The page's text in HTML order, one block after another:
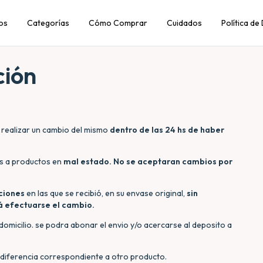
Categorías Cómo Comprar Cuidados Política de
un cambio del mismo dentro de las 24 hs de haber
a productos en mal estado. No se aceptaran cambios por
en las que se recibió, en su envase original, sin
efectuarse el cambio.
se podra abonar el envio y/o acercarse al deposito a
correspondiente a otro producto.